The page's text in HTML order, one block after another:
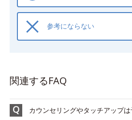
参考にならない
関連するFAQ
カウンセリングやタッチアップ